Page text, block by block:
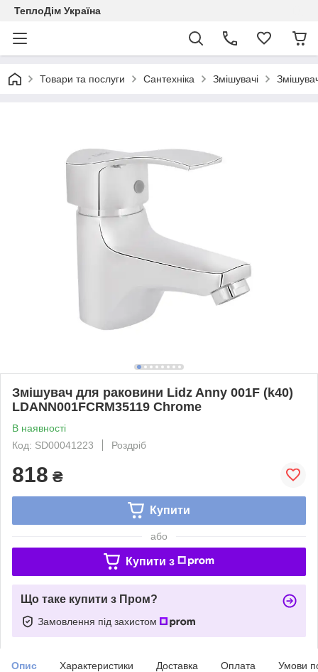
ТеплоДім Україна
Товари та послуги Сантехніка Змішувачі
Змішувач для раковини Lidz Anny 001F (k40)
LDANN001FCRM35119 Chrome
В наявності
Код: SD00041223
Роздріб
818 ₴
Купити
або
Купити з
Що таке купити з Пром?
Замовлення під захистом
Опис Характеристики Доставка Оплата Умови